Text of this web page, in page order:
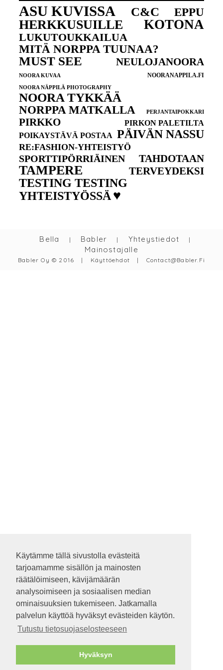
Käytämme tällä sivustolla evästeitä
tarjoamamme sisällön ja mainosten
räätälöimiseen, kävijämäärän
analysoimiseen ja sosiaalisen median
ominaisuuksien tukemiseen. Jatkamalla
palvelun käyttöä hyväksyt evästeiden käytön.
Tutustu tietosuojaselosteeseen
Hyväksyn
Käytämme tällä sivustolla evästeitä
tarjoamamme sisällön ja mainosten
räätälöimiseen, kävijämäärän
analysoimiseen ja sosiaalisen median
ominaisuuksien tukemiseen. Jatkamalla
palvelun käyttöä hyväksyt evästeiden käytön.
Tutustu tietosuojaselosteeseen
Hyväksyn
ASU KUVISSA C&C EPPU
HERKKUSUILLE KOTONA
LUKUTOUKKAILUA
MITÄ NORPPA TUUNAA?
MUST SEE NEULOJANOORA
NOORA KUVAA NOORANAPPILA.FI
NOORA NÄPPILÄ PHOTOGRAPHY
NOORA TYKKÄÄ
NORPPA MATKALLA PERJANTAIPOKKARI
PIRKKO
PIRKON PALETILTA
POIKAYSTÄVÄ POSTAA PÄIVÄN NASSU
RE:FASHION-YHTEISTYÖ
SPORTTIPÖRRIÄINEN TAHDOTAAN
TAMPERE TERVEYDEKSI
TESTING TESTING
YHTEISTYÖSSÄ ♥
Bella | Babler | Yhteystiedot |
Mainostajalle
Babler Oy © 2016 | Käyttöehdot | Contact@babler.fi